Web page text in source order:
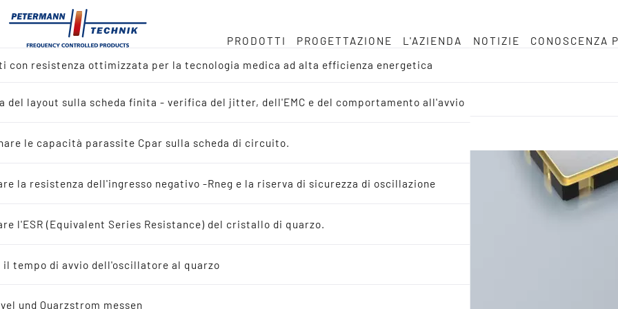
PRODOTTI PROGETTAZIONE
in MHz
L'AZIENDA NOTIZIE
CONOSCENZA
con resistenza ottimizzata per la tecnologia medica ad alta efficienza energetica
del layout sulla scheda finita - verifica del jitter, dell'EMC e del comportamento all'avvio
le capacità parassite Cpar sulla scheda di circuito.
la resistenza dell'ingresso negativo -Rneg e la riserva di sicurezza di oscillazione
l'ESR (Equivalent Series Resistance) del cristallo di quarzo.
il tempo di avvio dell'oscillatore al quarzo
und Quarzstrom messen